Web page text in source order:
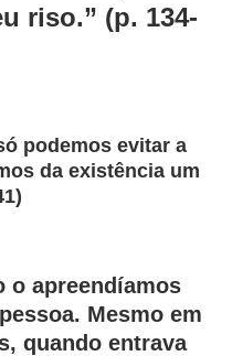
riso.” (p. 134-
podemos evitar a
da existência um
o apreendíamos
Mesmo em
quando entrava